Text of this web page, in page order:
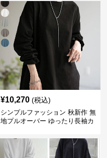
¥10,270 (税込)
シンプルファッション 秋新作 無
地プルオーバー ゆったり長袖カ